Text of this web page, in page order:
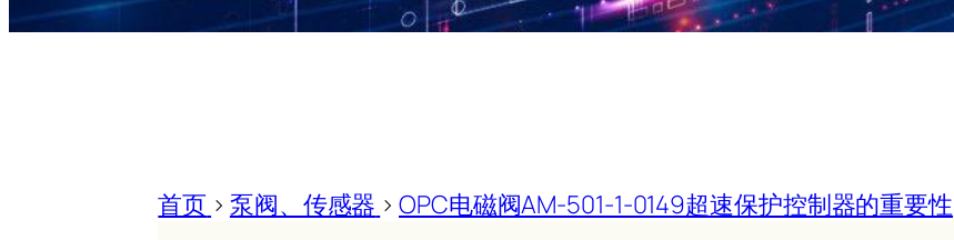
首页 > 泵阀、传感器 >OPC电磁阀AM-501-1-0149超速保护控制器的重要性